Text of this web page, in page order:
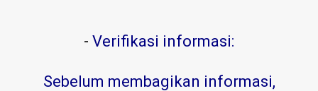
- Verifikasi informasi:
Sebelum membagikan informasi,